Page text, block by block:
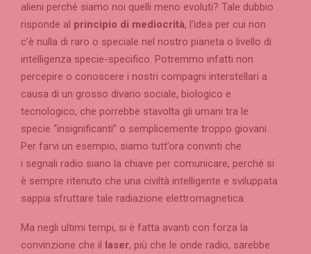
alieni perché siamo noi quelli meno evoluti? Tale dubbio
risponde al principio di mediocrità, l’idea per cui non
c’è nulla di raro o speciale nel nostro pianeta o livello di
intelligenza specie-specifico. Potremmo infatti non
percepire o conoscere i nostri compagni interstellari a
causa di un grosso divario sociale, biologico e
tecnologico, che porrebbe stavolta gli umani tra le
specie “insignificanti” o semplicemente troppo giovani.
Per farvi un esempio, siamo tutt’ora convinti che
i segnali radio siano la chiave per comunicare, perché si
è sempre ritenuto che una civiltà intelligente e sviluppata
sappia sfruttare tale radiazione elettromagnetica.
Ma negli ultimi tempi, si è fatta avanti con forza la
convinzione che il
laser, più che le onde radio, sarebbe